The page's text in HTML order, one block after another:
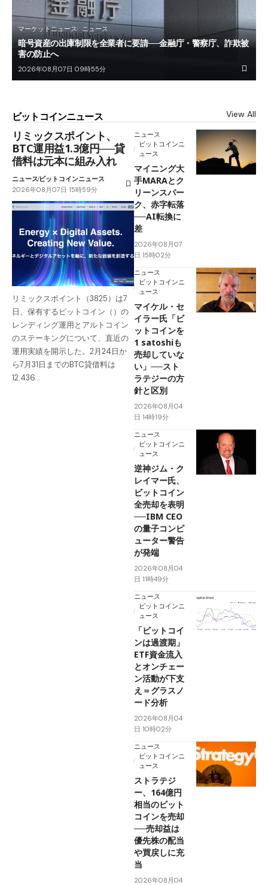
マーケットニュース ニュース
暗号資産の出庫制限を全業者に要請──金融庁・警察庁、詐欺被
害の防止へ
2026年08月07日 09時55分
ビットコインニュース View All
リミックスポイント、
BTC運用益1.3億円──貸
借料は元本に組み入れ
ニュースビットコインニュース
2026年08月07日 15時59分
リミックスポイント（3825）は7
日、保有するビットコイン（）の
レンディング運用とアルトコイン
のステーキングについて、直近の
運用実績を開示した。2月24日か
ら7月31日までのBTC貸借料は
12.436…
ニュース
ビットコインニ
ュース
マイニング大
手MARAとク
リーンスパー
ク、赤字転落
──AI転換に
差
2026年08月07
日 15時02分
ニュース
ビットコインニ
ュース
マイケル・セ
イラー氏「ビ
ットコインを
1 satoshiも
売却していな
い」──スト
ラテジーの方
針と区別
2026年08月04
日 14時19分
ニュース
ビットコインニ
ュース
逆神ジム・ク
レイマー氏、
ビットコイン
全売却を表明
──IBM CEO
の量子コンピ
ューター警告
が発端
2026年08月04
日 11時49分
ニュース
ビットコインニ
ュース
「ビットコイ
ンは過渡期」
ETF資金流入
とオンチェー
ン活動が下支
え＝グラスノ
ード分析
2026年08月04
日 10時02分
ニュース
ビットコインニ
ュース
ストラテジ
ー、164億円
相当のビット
コインを売却
──売却益は
優先株の配当
や買戻しに充
当
2026年08月04